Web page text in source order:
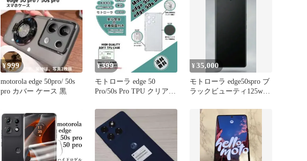
¥999
motorola edge 50pro/ 50s
pro カバー ケース 黒
¥399
モトローラ edge 50
Pro/50s Pro TPU クリアケ
¥35,000
モトローラ edge50spro ブ
ラックビューティ125w充